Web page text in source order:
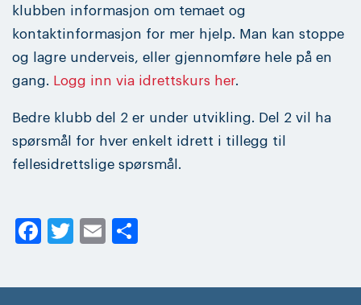
klubben informasjon om temaet og
kontaktinformasjon for mer hjelp. Man kan stoppe
og lagre underveis, eller gjennomføre hele på en
gang. Logg inn via idrettskurs her.
Bedre klubb del 2 er under utvikling. Del 2 vil ha
spørsmål for hver enkelt idrett i tillegg til
fellesidrettslige spørsmål.
Facebook
Twitter
Email